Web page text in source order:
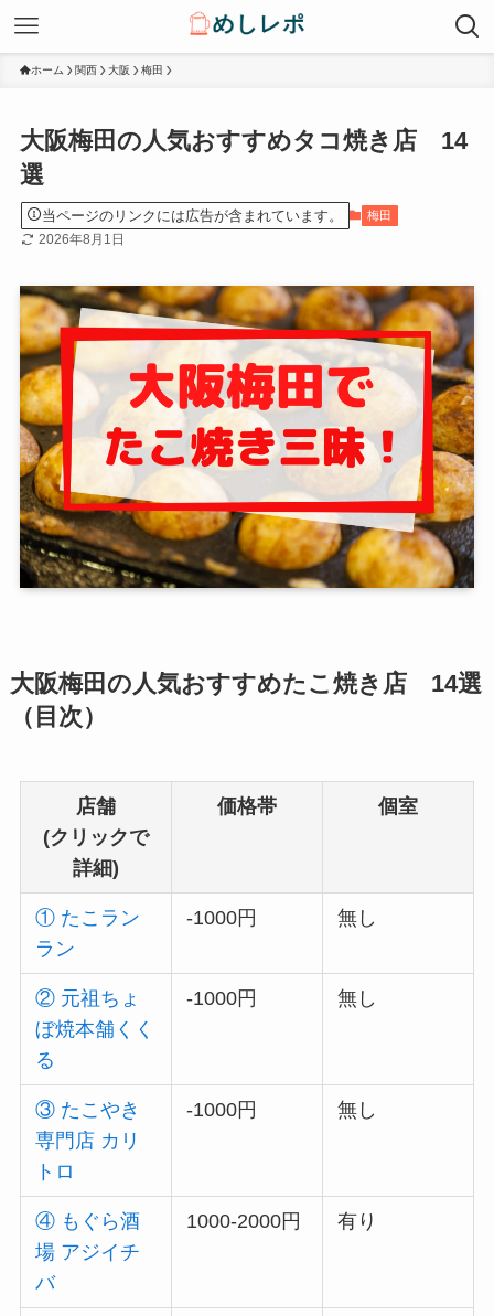
ホーム 関西 大阪 梅田
大阪梅田の人気おすすめタコ焼き店 14
選
当ページのリンクには広告が含まれています。 梅田
2026年8月1日
大阪梅田の人気おすすめたこ焼き店 14選
（目次）
店舗
(クリックで
詳細)
価格帯 個室
① たこラン
ラン
-1000円 無し
② 元祖ちょ
ぼ焼本舗くく
る
-1000円 無し
③ たこやき
専門店 カリ
トロ
-1000円 無し
④ もぐら酒
場 アジイチ
バ
1000-2000円 有り